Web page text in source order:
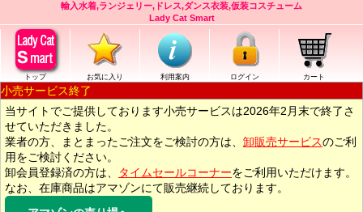
輸入水着,ランジェリー,ドレス,ダンス衣装,仮装コスチューム
Lady Cat Smart
トップ お気に入り 利用案内 ログイン カート
小売サービス終了
当サイトでご提供しております小売サービスは2026年2月末で終了さ
せていただきました。
業者の方、まとまったご注文をご検討の方は、 卸販売サービスのご利
用をご検討ください。
卸会員登録済の方は、
タイムセールコーナーをご利用いただけます。
なお、在庫商品はアマゾンにて販売継続しております。